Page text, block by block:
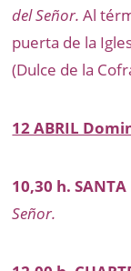
del Señor. Al
puerta de la
(Dulce de la
12 ABRIL
10,30 h. SANTA
Señor.